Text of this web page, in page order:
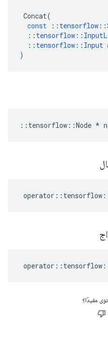
Concat(
const
:: tensorflow ::
:: tensorflow ::
:: tensorflow :: Input
)
:: tensorflow ::Node *
operator :: tensorflow
operator :: tensorflow
مفيدًا؟